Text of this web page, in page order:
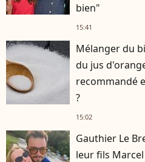
bien"
15:41
Mélanger du
du jus
recommandé
?
15:02
Gauthier Le
leur fils Marcel